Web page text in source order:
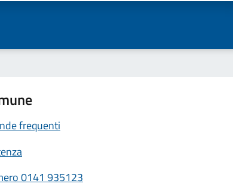
frequenti
0141 935123